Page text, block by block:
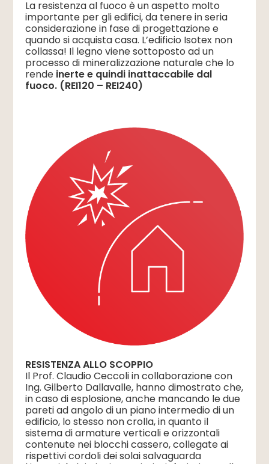
La resistenza al fuoco è un aspetto molto
importante per gli edifici, da tenere in seria
considerazione in fase di progettazione e
quando si acquista casa. L’edificio Isotex non
collassa! Il legno viene sottoposto ad un
processo di mineralizzazione naturale che lo
rende inerte e quindi inattaccabile dal
fuoco. (REI120 – REI240)
RESISTENZA ALLO SCOPPIO
Il Prof. Claudio Ceccoli in collaborazione con
Ing. Gilberto Dallavalle, hanno dimostrato che,
in caso di esplosione, anche mancando le due
pareti ad angolo di un piano intermedio di un
edificio, lo stesso non crolla, in quanto il
sistema di armature verticali e orizzontali
contenute nei blocchi cassero, collegate ai
rispettivi cordoli dei solai salvaguarda